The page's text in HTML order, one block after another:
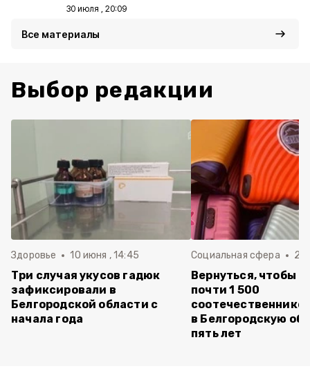
30 июля , 20:09
Все материалы
Выбор редакции
Здоровье 10 июня , 14:45
Три случая укусов гадюк
зафиксировали в
Белгородской области с
начала года
Социальная сфера 20
Вернуться, чтобы
почти 1 500
в Белгородскую
пять лет